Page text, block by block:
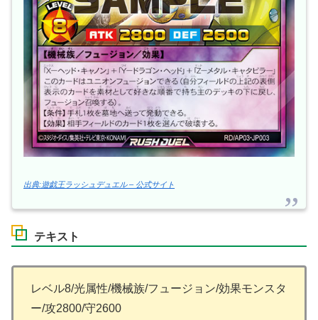
出典:遊戯王ラッシュデュエル – 公式サイト
テキスト
レベル8/光属性/機械族/フュージョン/効果モンスタ
ー/攻2800/守2600